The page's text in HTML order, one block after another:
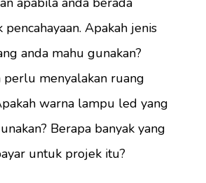
Apakah jenis
anda mahu gunakan?
perlu menyalakan ruang
warna lampu led yang
Berapa banyak yang
untuk projek itu?